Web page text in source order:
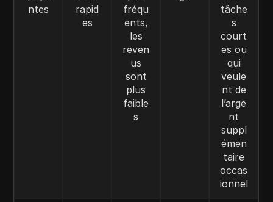
ntes
rapid
es
fréqu
ents,
les
reven
us
sont
plus
faible
s
tâche
s
court
es ou
qui
veule
nt de
l’arge
nt
suppl
émen
taire
occas
ionnel